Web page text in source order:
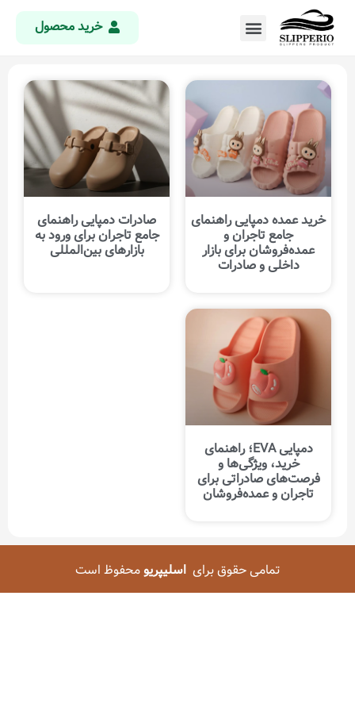
خرید محصول
خرید عمده دمپایی راهنمای
جامع تاجران و
عمده‌فروشان برای بازار
داخلی و صادرات
صادرات دمپایی راهنمای
جامع تاجران برای ورود به
بازارهای بین‌المللی
دمپایی EVA؛ راهنمای
خرید، ویژگی‌ها و
فرصت‌های صادراتی برای
تاجران و عمده‌فروشان
تمامی حقوق برایاسلیپریومحفوظ است